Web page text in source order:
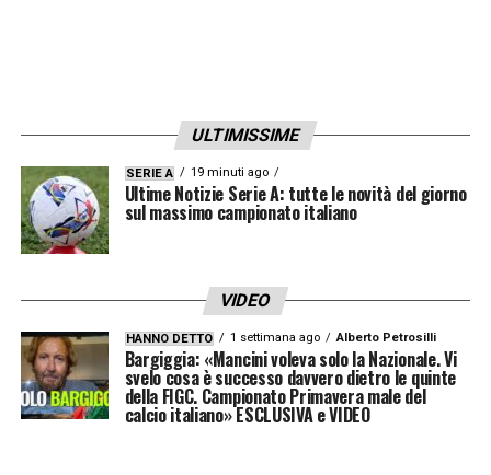
ULTIMISSIME
SERIE A 19 minuti ago
Ultime Notizie Serie A: tutte le novità del giorno
sul massimo campionato italiano
VIDEO
HANNO DETTO 1 settimana ago Alberto Petrosilli
Bargiggia: «Mancini voleva solo la Nazionale. Vi
svelo cosa è successo davvero dietro le quinte
della FIGC. Campionato Primavera male del
calcio italiano» ESCLUSIVA e VIDEO